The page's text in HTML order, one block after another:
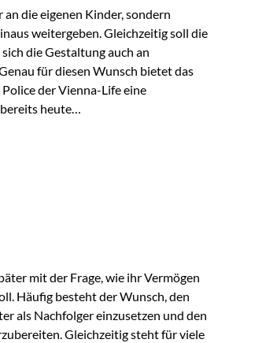
die eigenen Kinder, sondern
weitergeben. Gleichzeitig soll die
die Gestaltung auch an
für diesen Wunsch bietet das
der Vienna-Life eine
heute
vor: Die Großeltern haben über
mit der Frage, wie ihr Vermögen
Häufig besteht der Wunsch, den
als Nachfolger einzusetzen und den
Gleichzeitig steht für viele